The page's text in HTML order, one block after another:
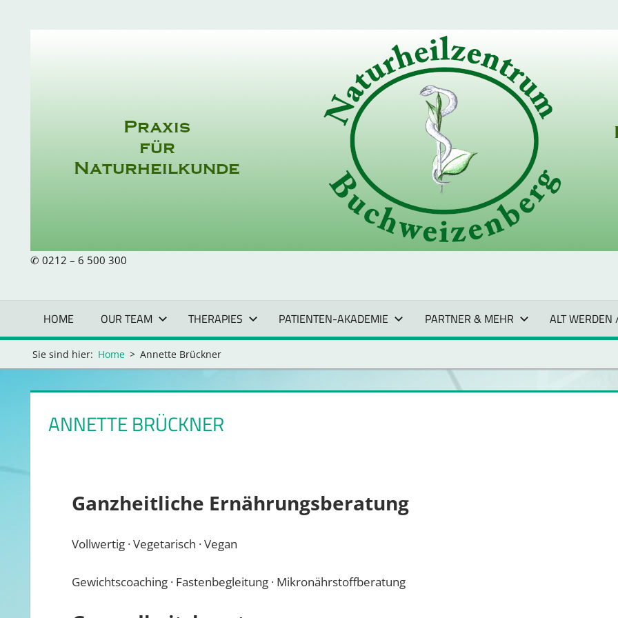
✆ 0212 – 6 500 300
HOME OUR TEAM THERAPIES PATIENTEN-AKADEMIE PARTNER & MEHR ALT
Sie sind hier: Home Annette Brückner
ANNETTE BRÜCKNER
Ganzheitliche Ernährungsberatung
Vollwertig · Vegetarisch · Vegan
Gewichtscoaching · Fastenbegleitung · Mikronährstoffberatung